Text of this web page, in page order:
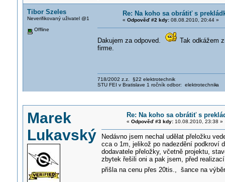
Tibor Szeles
Neverifikovaný uživatel @1
Offline
Re: Na koho sa obrátiť s
« Odpověď #2 kdy:08.08.2010, 20:44 »
Dakujem za odpoved.
Tak odkážem
firme.
718/2002 z.z. §22 elektrotechnik
STU FEI v Bratislave 1 ročník odbor: elektrotechnika
Marek
Lukavský
Re: Na koho sa obrátiť s
« Odpověď #3 kdy:10.08.2010, 23:38 »
Nedávno jsem nechal udělat přeložku
cca o 1m, jelikož po nadezdění podkroví
dodavatele přeložky, včetně projektu,
zbytek řešili oni a pak jsem, před
přišla na cenu přes 20tis., šance na